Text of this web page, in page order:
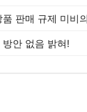
판매 규제 미비
안 없음 밝혀!